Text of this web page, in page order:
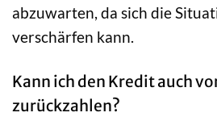
abzuwarten, da sich die
verschärfen kann.
Kann ich den Kredit auch
zurückzahlen?